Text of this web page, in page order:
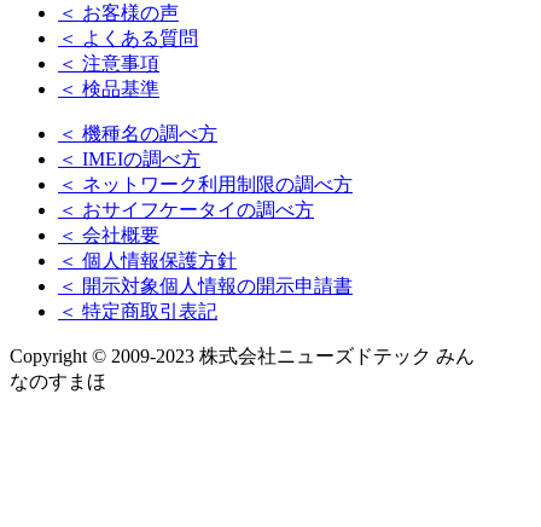
＜ お客様の声
＜ よくある質問
＜ 注意事項
＜ 検品基準
＜ 機種名の調べ方
＜ IMEIの調べ方
＜ ネットワーク利用制限の調べ方
＜ おサイフケータイの調べ方
＜ 会社概要
＜ 個人情報保護方針
＜ 開示対象個人情報の開示申請書
＜ 特定商取引表記
Copyright © 2009-2023 株式会社ニューズドテック みん
なのすまほ